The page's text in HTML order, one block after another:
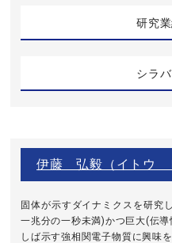
研究
シラ
伊藤 弘毅（イトウ
固体が示すダイナミクスを研究
一兆分の一秒未満)かつ巨大(伝
しば示す強相関電子物質に興味